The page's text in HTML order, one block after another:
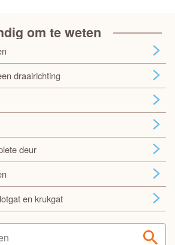
om te weten
draairichting
deur
en krukgat